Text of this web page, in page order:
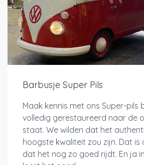
Barbusje Super Pils
Maak kennis met ons Super-pils
volledig gerestaureerd naar de
staat. We wilden dat het
hoogste kwaliteit zou zijn. Dat is
dat het nog zo goed rijdt. En ja